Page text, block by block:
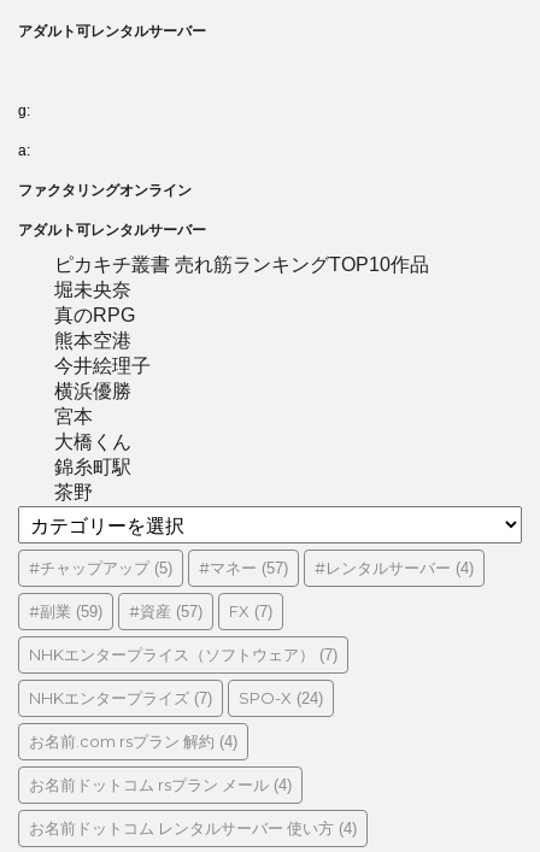
アダルト可レンタルサーバー
g:
a:
ファクタリングオンライン
アダルト可レンタルサーバー
ピカキチ叢書 売れ筋ランキングTOP10作品
堀未央奈
真のRPG
熊本空港
今井絵理子
横浜優勝
宮本
大橋くん
錦糸町駅
茶野
テ
ゴ
リ
ー
#チャップアップ(5) #マネー (57) #レンタルサーバー (4)
#副業 (59) #資産 (57) FX (7)
NHKエンタープライス（ソフトウェア） (7)
NHKエンタープライズ (7) SPO-X (24)
お名前.com rsプラン 解約 (4)
お名前ドットコム rsプラン メール (4)
お名前ドットコム レンタルサーバー 使い方 (4)